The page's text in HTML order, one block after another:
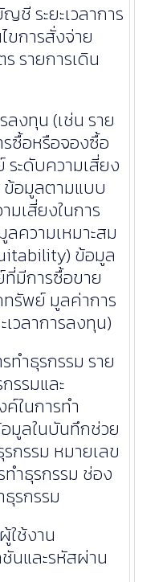
ชี ระยะเวลาการ
ขการสั่งจ่าย
รายการเดิน
งทุน (เช่น ราย
รซื้อหรือจองซื้อ
ะดับความเสี่ยง
อมูลตามแบบ
มเสี่ยงในการ
ความเหมาะสม
ข้อมูล
มีการซื้อขาย
รัพย์ มูลค่าการ
เวลาการลงทุน)
ทำธุรกรรม ราย
รรมและ
ในการทำ
มูลในบันทึกช่วย
กรรม หมายเลข
ำธุรกรรม ช่อง
รกรรม
ช้งาน
นและรหัสผ่าน